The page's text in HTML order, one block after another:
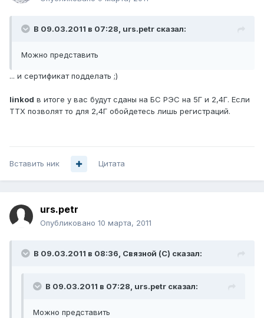
В 09.03.2011 в 07:28, urs.petr сказал:
Можно представить
... и сертификат подделать ;)
linkod в итоге у вас будут сданы на БС РЭС на 5Г и 2,4Г. Если
ТТХ позволят то для 2,4Г обойдетесь лишь регистраций.
Вставить ник Цитата
urs.petr
Опубликовано 10 марта, 2011
В 09.03.2011 в 08:36, Связной (С) сказал:
В 09.03.2011 в 07:28, urs.petr сказал:
Можно представить